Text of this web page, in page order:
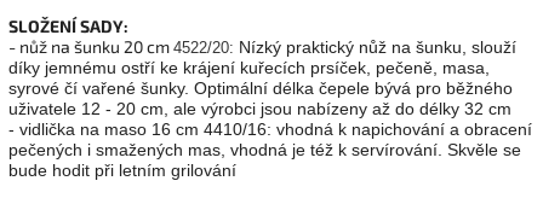
SLOŽENÍ SADY:
- nůž na šunku 20 cm 4522/20: Nízký praktický nůž na šunku, slouží
díky jemnému ostří ke krájení kuřecích prsíček, pečeně, masa,
syrové čí vařené šunky. Optimální délka čepele bývá pro běžného
uživatele 12 - 20 cm, ale výrobci jsou nabízeny až do délky 32 cm
- vidlička na maso 16 cm 4410/16: vhodná k napichování a obracení
pečených i smažených mas, vhodná je též k servírování. Skvěle se
bude hodit při letním grilování